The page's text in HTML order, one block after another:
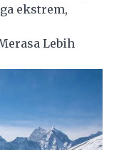
ekstrem,
Lebih